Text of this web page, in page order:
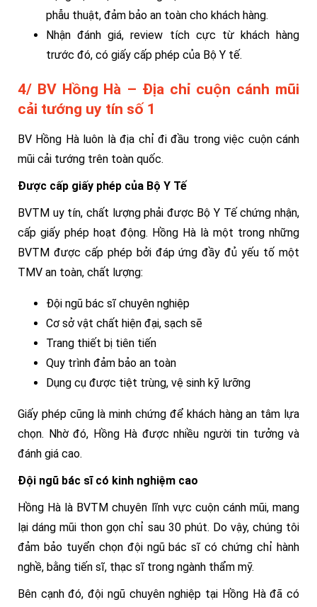
phẫu thuật, đảm bảo an toàn cho khách hàng.
Nhận đánh giá, review tích cực từ khách hàng
trước đó, có giấy cấp phép của Bộ Y tế.
4/ BV Hồng Hà – Địa chỉ cuộn cánh mũi
cải tướng uy tín số 1
BV Hồng Hà luôn là địa chỉ đi đầu trong việc cuộn cánh
mũi cải tướng trên toàn quốc.
Được cấp giấy phép của Bộ Y Tế
BVTM uy tín, chất lượng phải được Bộ Y Tế chứng nhận,
cấp giấy phép hoạt động. Hồng Hà là một trong những
BVTM được cấp phép bởi đáp ứng đầy đủ yếu tố một
TMV an toàn, chất lượng:
Đội ngũ bác sĩ chuyên nghiệp
Cơ sở vật chất hiện đại, sạch sẽ
Trang thiết bị tiên tiến
Quy trình đảm bảo an toàn
Dụng cụ được tiệt trùng, vệ sinh kỹ lưỡng
Giấy phép cũng là minh chứng để khách hàng an tâm lựa
chọn. Nhờ đó, Hồng Hà được nhiều người tin tưởng và
đánh giá cao.
Đội ngũ bác sĩ có kinh nghiệm cao
Hồng Hà là BVTM chuyên lĩnh vực cuộn cánh mũi, mang
lại dáng mũi thon gọn chỉ sau 30 phút. Do vậy, chúng tôi
đảm bảo tuyển chọn đội ngũ bác sĩ có chứng chỉ hành
nghề, bằng tiến sĩ, thạc sĩ trong ngành thẩm mỹ.
Bên cạnh đó, đội ngũ chuyên nghiệp tại Hồng Hà đã có